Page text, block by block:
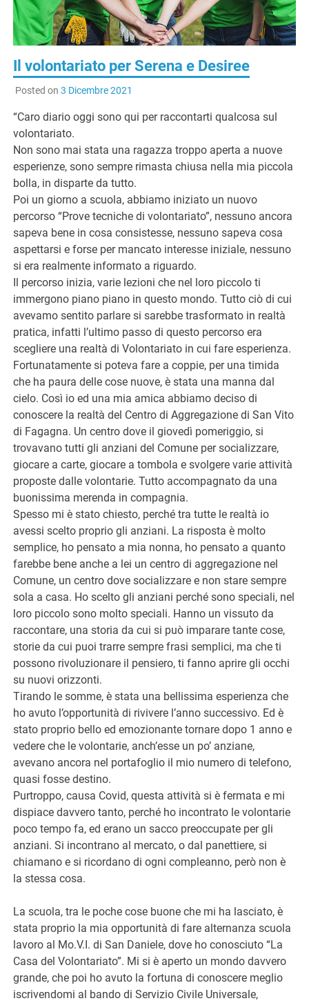
Il volontariato per Serena e Desiree
Posted on 3 Dicembre 2021
“Caro diario oggi sono qui per raccontarti qualcosa sul
volontariato.
Non sono mai stata una ragazza troppo aperta a nuove
esperienze, sono sempre rimasta chiusa nella mia piccola
bolla, in disparte da tutto.
Poi un giorno a scuola, abbiamo iniziato un nuovo
percorso “Prove tecniche di volontariato”, nessuno ancora
sapeva bene in cosa consistesse, nessuno sapeva cosa
aspettarsi e forse per mancato interesse iniziale, nessuno
si era realmente informato a riguardo.
Il percorso inizia, varie lezioni che nel loro piccolo ti
immergono piano piano in questo mondo. Tutto ciò di cui
avevamo sentito parlare si sarebbe trasformato in realtà
pratica, infatti l’ultimo passo di questo percorso era
scegliere una realtà di Volontariato in cui fare esperienza.
Fortunatamente si poteva fare a coppie, per una timida
che ha paura delle cose nuove, è stata una manna dal
cielo. Così io ed una mia amica abbiamo deciso di
conoscere la realtà del Centro di Aggregazione di San Vito
di Fagagna. Un centro dove il giovedì pomeriggio, si
trovavano tutti gli anziani del Comune per socializzare,
giocare a carte, giocare a tombola e svolgere varie attività
proposte dalle volontarie. Tutto accompagnato da una
buonissima merenda in compagnia.
Spesso mi è stato chiesto, perché tra tutte le realtà io
avessi scelto proprio gli anziani. La risposta è molto
semplice, ho pensato a mia nonna, ho pensato a quanto
farebbe bene anche a lei un centro di aggregazione nel
Comune, un centro dove socializzare e non stare sempre
sola a casa. Ho scelto gli anziani perché sono speciali, nel
loro piccolo sono molto speciali. Hanno un vissuto da
raccontare, una storia da cui si può imparare tante cose,
storie da cui puoi trarre sempre frasi semplici, ma che ti
possono rivoluzionare il pensiero, ti fanno aprire gli occhi
su nuovi orizzonti.
Tirando le somme, è stata una bellissima esperienza che
ho avuto l’opportunità di rivivere l’anno successivo. Ed è
stato proprio bello ed emozionante tornare dopo 1 anno e
vedere che le volontarie, anch’esse un po’ anziane,
avevano ancora nel portafoglio il mio numero di telefono,
quasi fosse destino.
Purtroppo, causa Covid, questa attività si è fermata e mi
dispiace davvero tanto, perché ho incontrato le volontarie
poco tempo fa, ed erano un sacco preoccupate per gli
anziani. Si incontrano al mercato, o dal panettiere, si
chiamano e si ricordano di ogni compleanno, però non è
la stessa cosa.
La scuola, tra le poche cose buone che mi ha lasciato, è
stata proprio la mia opportunità di fare alternanza scuola
lavoro al Mo.V.I. di San Daniele, dove ho conosciuto “La
Casa del Volontariato”. Mi si è aperto un mondo davvero
grande, che poi ho avuto la fortuna di conoscere meglio
iscrivendomi al bando di Servizio Civile Universale,